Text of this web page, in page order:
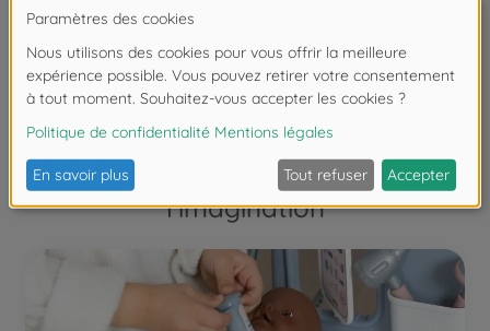
poupée et se comportent de manière plus
communicative avec leur poupée qu'avec
leurs "vrais" camarades.
Encourager la créativité et
l'imagination